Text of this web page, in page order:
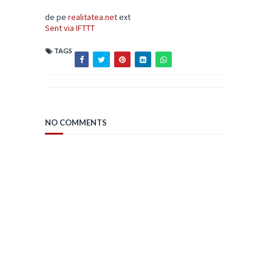
de pe realitatea.netext
Sent via IFTTT
TAGS
NO COMMENTS